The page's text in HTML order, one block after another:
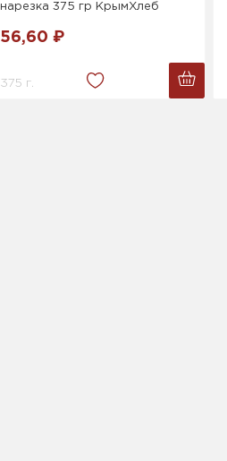
нарезка 375 гр КрымХлеб
56,60 ₽
375 г.